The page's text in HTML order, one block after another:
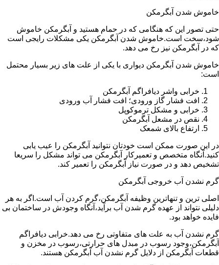
خاموش شدن آبگرمکن
حتی تصور این که هنگامی که در حمام هستید و آبگرمکن خاموش
شود،سخت است.خاموش شدن آبگرمکن یکی مشکلات رایجی است
که در آبگرمکن نیز رخ می دهد.
خاموش شدن آبگرمکن دیواری با یکی از علت های زیر بسیار محتمل
است:
خرابی واشر دیافراگم آبگرمکن
افت فشار گاز ورودی؛ افت فشار آب ورودی
خرابی و مشکل ترموکوپل
نقص در مشعل آبگرمکن
ارتفاع بالای شمعک
در این صورت ممکن است خودتان نتوانید آبگرمکن را عیب یابی
کنید.آنگاه متخصص و تعمیرکار آبگرمکن می تواند مشکل را سریعا
تشخیص دهد و در صورت نیاز آبگرمکن را تعمیر کند.
گرم نشدن آب خروجی آبگرمکن
اصلی ترین و تنهاترین وظیفه آبگرمکن،گرم کردن آب است.اگر به هر
دلیلی نتواند از عهده گرم شدن آب برآید،آنگاه وجودش در ساختمان بی
فایده خواهد بود.
گرم نشدن آب به علت های متفاوتی رخ می دهد.خرابی دیافراگم
آبگرمکن،وجود رسوب در مبدل های حرارتی،رسوب در مخزن و
قطعات آبگرمکن از دلایل گرم نشدن آب آبگرمکن هستند.